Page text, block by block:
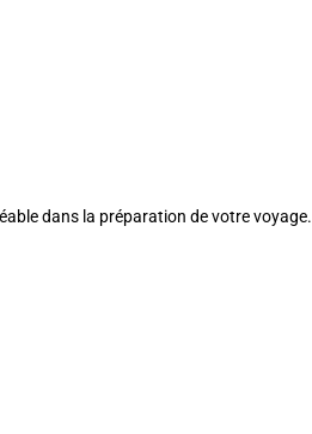
dans la préparation de votre voyage.